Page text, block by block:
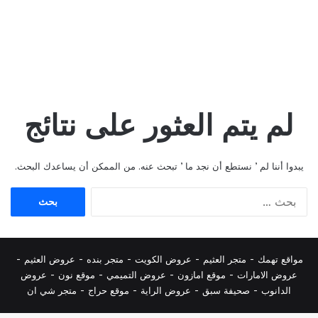
لم يتم العثور على نتائج
يبدوا أننا لم ’ نستطع أن نجد ما ’ تبحث عنه. من الممكن أن يساعدك البحث.
مواقع تهمك - متجر العثيم - عروض الكويت - متجر بنده - عروض العثيم -
عروض الامارات - موقع امازون - عروض التميمي - موقع نون - عروض
الدانوب - صحيفة سبق - عروض الراية - موقع حراج - متجر شي ان